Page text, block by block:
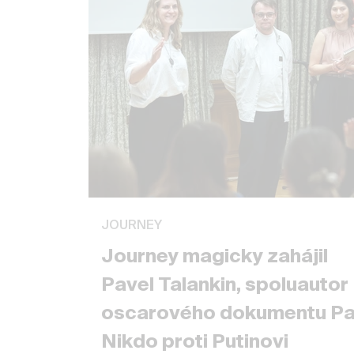
JOURNEY
Journey magicky zahájil
Pavel Talankin, spoluautor
oscarového dokumentu
Nikdo proti Putinovi